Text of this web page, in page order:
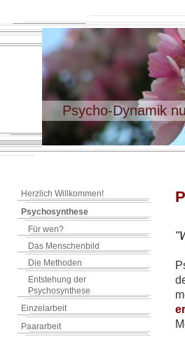
Psycho-Dynamik
Herzlich Willkommen!
Psychosynthese
Für wen?
Das Menschenbild
Die Methoden
Entstehung der
Psychosynthese
Einzelarbeit
Paararbeit